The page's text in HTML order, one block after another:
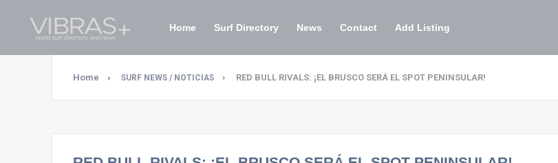
Home Surf Directory News Contact Add Listing
Home SURF NEWS / NOTICIAS RED BULL RIVALS: ¡EL BRUSCO SERÁ EL SPOT PENINSULAR!